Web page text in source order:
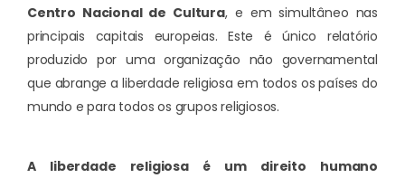
Centro Nacional de Cultura, e em simultâneo nas
principais capitais europeias. Este é único relatório
produzido por uma organização não governamental
que abrange a liberdade religiosa em todos os países do
mundo e para todos os grupos religiosos.
A liberdade religiosa é um direito humano